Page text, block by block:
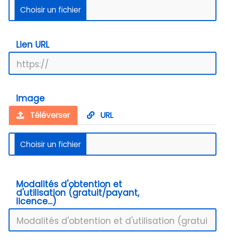
Lien URL
Image
Téléverser URL
Modalités d'obtention et
d'utilisation (gratuit/payant,
licence...)